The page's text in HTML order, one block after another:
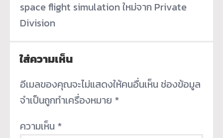
space flight simulation ใหม่จาก Private
Division
ใส่ความเห็น
อีเมลของคุณจะไม่แสดงให้คนอื่นเห็น ช่องข้อมูล
จำเป็นถูกทำเครื่องหมาย *
ความเห็น *